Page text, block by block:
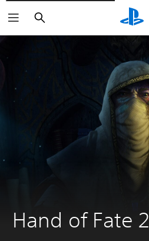
Buscar
Hand of Fate 2